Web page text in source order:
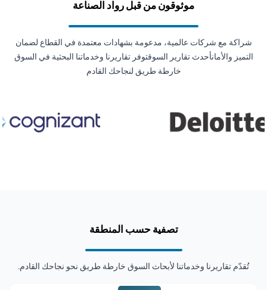
موثوقون من قبل رواد الصناعة
شراكة مع شركات عالمية، مدعومة بشهادات معتمدة في القطاع لضمان
التميز والأمانأحدث تقارير السوقتوفر تقاريرنا وخدماتنا البحثية في السوق
خارطة طريق لنجاحك القادم
تصفية حسب المنطقة
تُقدّم تقاريرنا وخدماتنا لأبحاث السوق خارطة طريق نحو نجاحك القادم.